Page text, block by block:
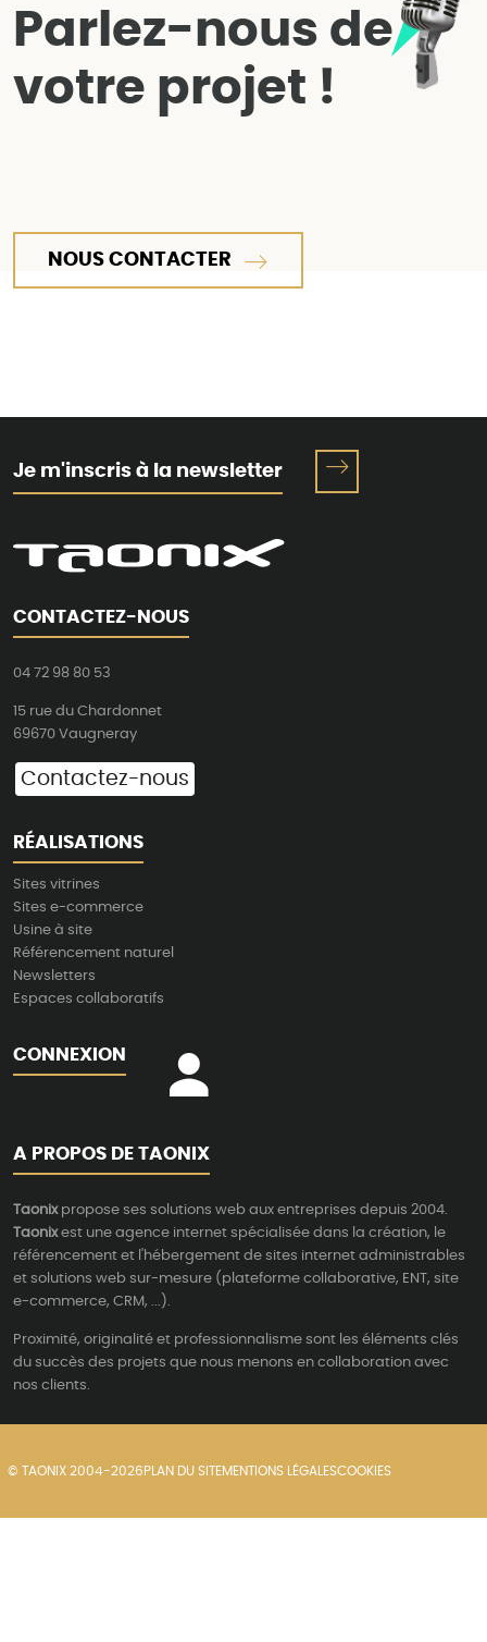
Parlez-nous de
votre projet !
NOUS CONTACTER
Je m'inscris à la newsletter
CONTACTEZ-NOUS
04 72 98 80 53
15 rue du Chardonnet
69670 Vaugneray
Contactez-nous
RÉALISATIONS
Sites vitrines
Sites e-commerce
Usine à site
Référencement naturel
Newsletters
Espaces collaboratifs
CONNEXION
A PROPOS DE TAONIX
Taonixpropose ses solutions web aux entreprises depuis 2004.
Taonixest une agence internet spécialisée dans la création, le
référencement et l'hébergement de sites internet administrables
et solutions web sur-mesure (plateforme collaborative, ENT, site
e-commerce, CRM, ...).
Proximité, originalité et professionnalisme sont les éléments clés
du succès des projets que nous menons en collaboration avec
nos clients.
© TAONIX 2004-2026 PLAN DU SITEMENTIONS LÉGALESCOOKIES